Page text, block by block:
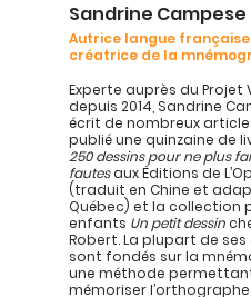
Sandrine Campese
Autrice langue
créatrice de la
Experte auprès du Projet
depuis 2014, Sandrine
écrit de nombreux
publié une quinzaine de
250 dessins pour ne plus
fautesaux Éditions de
(traduit en Chine et
Québec) et la collection
enfants Un petit dessin
Robert. La plupart de
sont fondés sur la
une méthode
mémoriser